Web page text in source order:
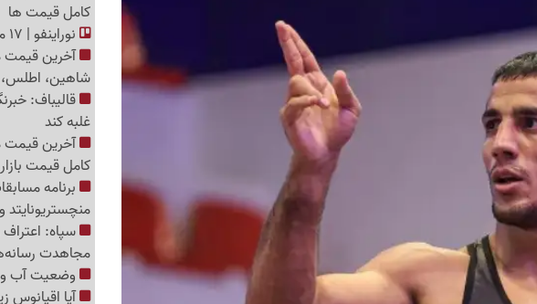
کامل قیمت ها
نوراینفو | 17 مرداد؛ روز خبرنگار، روز پاسداران حقیقت و آگاهی
شاهین، اطلس،
قالیباف:
غلبه کند
کامل قیمت
منچستریونایتد و PSG تا رئال و بارسلونا
سپاه:
مجاهدت
وضعیت آب و هوا امروز
آیا اقیانوس